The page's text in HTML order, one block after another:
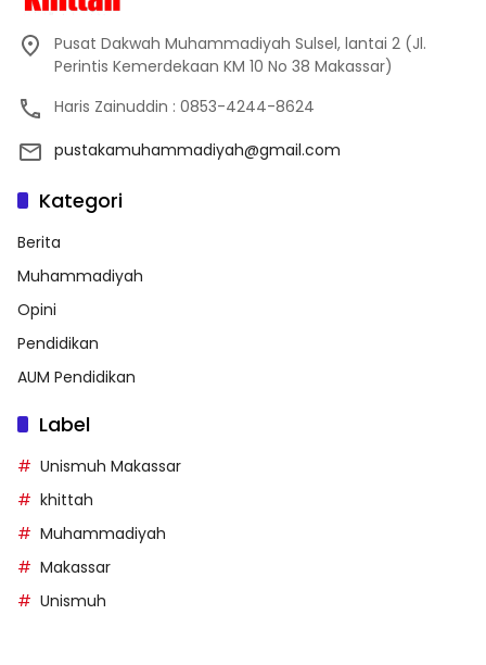
Pusat Dakwah Muhammadiyah Sulsel, lantai 2 (Jl.
Perintis Kemerdekaan KM 10 No 38 Makassar)
Haris Zainuddin : 0853-4244-8624
pustakamuhammadiyah@gmail.com
Kategori
Berita
Muhammadiyah
Opini
Pendidikan
AUM Pendidikan
Label
Unismuh Makassar
khittah
Muhammadiyah
Makassar
Unismuh